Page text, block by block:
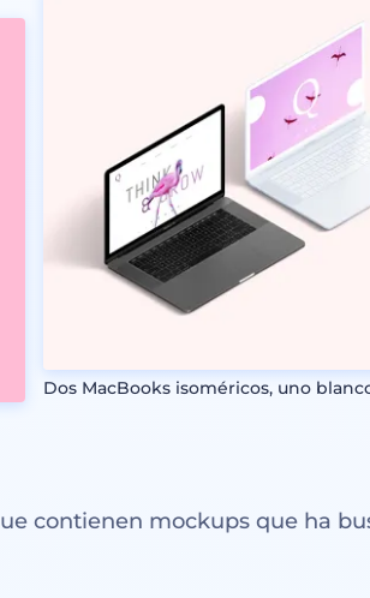
Dos MacBooks isoméricos, uno
contienen mockups que ha